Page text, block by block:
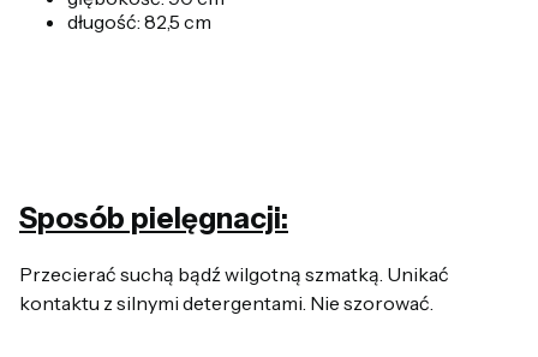
długość: 82,5 cm
Sposób pielęgnacji:
Przecierać suchą bądź wilgotną szmatką. Unikać
kontaktu z silnymi detergentami. Nie szorować.